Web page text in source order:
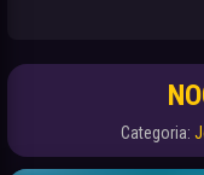
Categoria: